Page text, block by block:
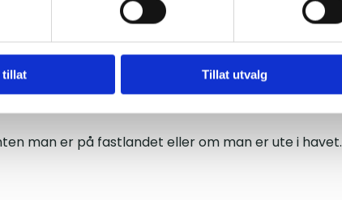
tillat Tillat utvalg
2023!
til Grip.
man er på fastlandet eller om man er ute i havet.